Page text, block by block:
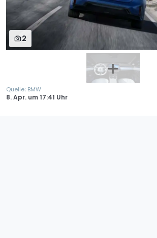
2
Quelle: BMW
8. Apr. um17:41 Uhr